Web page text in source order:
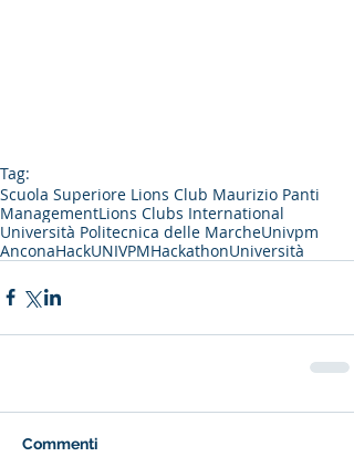
Tag:
Scuola Superiore Lions Club Maurizio Panti
ManagementLions Clubs International
Università Politecnica delle MarcheUnivpm
AnconaHackUNIVPMHackathonUniversità
Commenti